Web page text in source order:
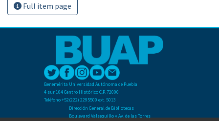
Full item page
Benemérita Universidad Autónoma de Puebla
4 sur 104 Centro Histórico C.P. 72000
Teléfono +52(222) 2295500 ext. 5013
Dirección General de Bibliotecas
Boulevard Valsequillo y Av. de las Torres